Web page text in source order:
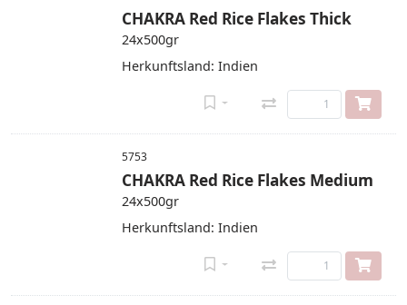
CHAKRA Red Rice Flakes Thick
24x500gr
Herkunftsland: Indien
5753
CHAKRA Red Rice Flakes Medium
24x500gr
Herkunftsland: Indien